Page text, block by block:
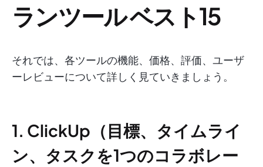
ランツール ベスト15
それでは、各ツールの機能、価格、評価、ユーザ
ーレビューについて詳しく見ていきましょう。
1. ClickUp（目標、タイムライ
ン、タスクを1つのコラボレー